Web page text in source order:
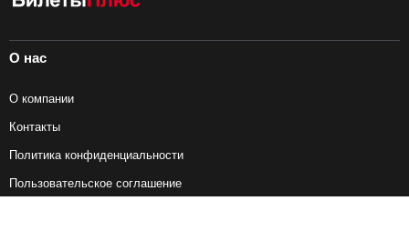
О нас
О компании
Контакты
Политика конфиденциальности
Пользовательское соглашение